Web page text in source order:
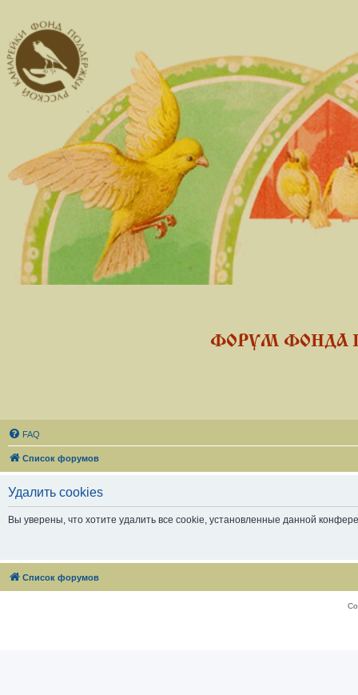
ФОРУМ ФОНДА
FAQ
Список форумов
Удалить cookies
Вы уверены, что хотите удалить все cookie, установленные данной
Список форумов